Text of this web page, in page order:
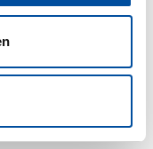
Website zu
zu Ihrer
Partner für
mit
bereitgestellt